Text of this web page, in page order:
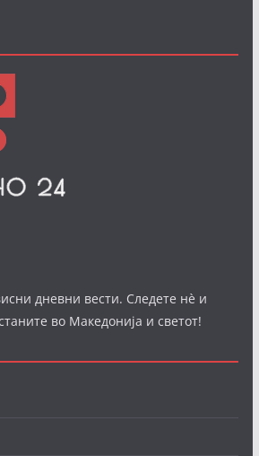
дневни вести. Следете нè и
во Македонија и светот!